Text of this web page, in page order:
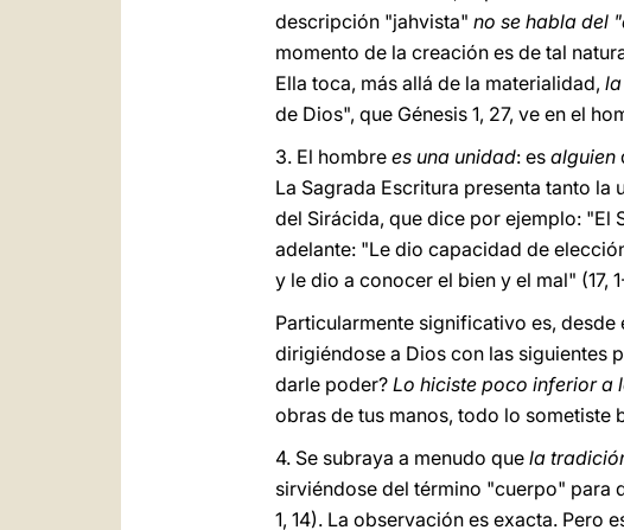
descripción "jahvista" no se habla del
momento de la creación es de tal
Ella toca, más allá de la materialidad,
de Dios", que Génesis 1, 27, ve en el
3. El hombre es una unidad: es alguien
La Sagrada Escritura presenta tanto
del Sirácida, que dice por ejemplo: "El
adelante: "Le dio capacidad de
y le dio a conocer el bien y el mal" (17,
Particularmente significativo es, desde
dirigiéndose a Dios con las siguientes
darle poder? Lo hiciste poco inferior a
obras de tus manos, todo lo sometiste
4. Se subraya a menudo que la
sirviéndose del término "cuerpo" para
1, 14). La observación es exacta. Pero